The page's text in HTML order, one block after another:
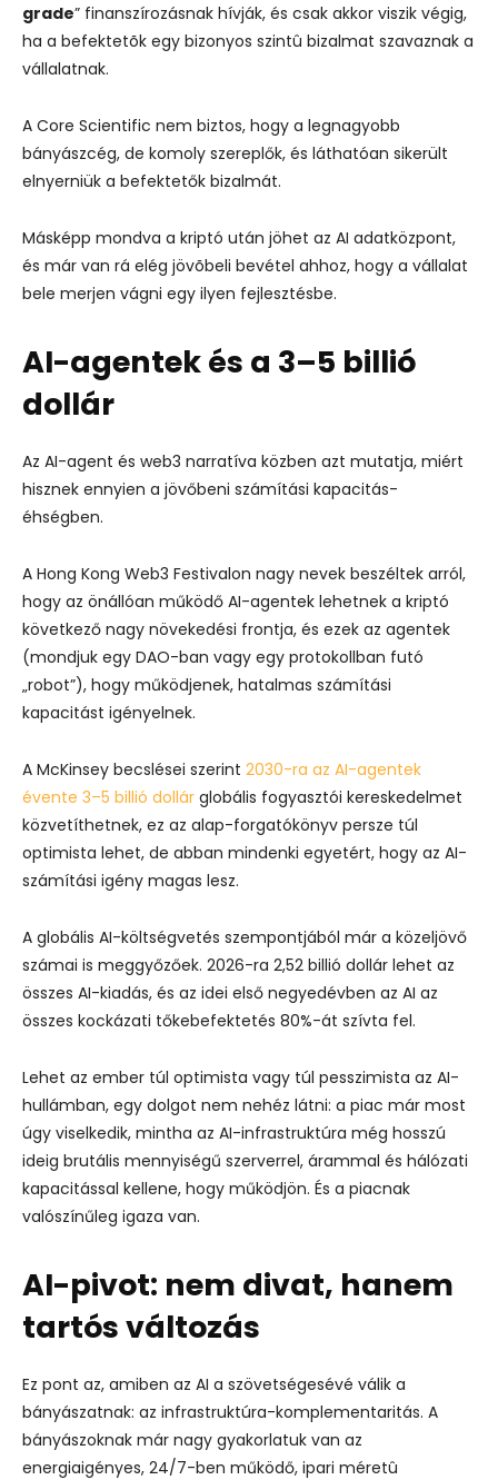
grade” finanszírozásnak hívják, és csak akkor viszik végig,
ha a befektetõk egy bizonyos szintû bizalmat szavaznak a
vállalatnak.
A Core Scientific nem biztos, hogy a legnagyobb
bányászcég, de komoly szereplők, és láthatóan sikerült
elnyerniük a befektetők bizalmát.
Másképp mondva a kriptó után jöhet az AI adatközpont,
és már van rá elég jövõbeli bevétel ahhoz, hogy a vállalat
bele merjen vágni egy ilyen fejlesztésbe.
AI-agentek és a 3–5 billió
dollár
Az AI-agent és web3 narratíva közben azt mutatja, miért
hisznek ennyien a jövőbeni számítási kapacitás-
éhségben.
A Hong Kong Web3 Festivalon nagy nevek beszéltek arról,
hogy az önállóan működő AI-agentek lehetnek a kriptó
következő nagy növekedési frontja, és ezek az agentek
(mondjuk egy DAO-ban vagy egy protokollban futó
„robot”), hogy működjenek, hatalmas számítási
kapacitást igényelnek.
A McKinsey becslései szerint 2030-ra az AI-agentek
évente 3–5 billió dollár globális fogyasztói kereskedelmet
közvetíthetnek, ez az alap-forgatókönyv persze túl
optimista lehet, de abban mindenki egyetért, hogy az AI-
számítási igény magas lesz.
A globális AI-költségvetés szempontjából már a közeljövő
számai is meggyőzőek. 2026-ra 2,52 billió dollár lehet az
összes AI-kiadás, és az idei első negyedévben az AI az
összes kockázati tőkebefektetés 80%-át szívta fel.
Lehet az ember túl optimista vagy túl pesszimista az AI-
hullámban, egy dolgot nem nehéz látni: a piac már most
úgy viselkedik, mintha az AI-infrastruktúra még hosszú
ideig brutális mennyiségű szerverrel, árammal és hálózati
kapacitással kellene, hogy működjön. És a piacnak
valószínűleg igaza van.
AI-pivot: nem divat, hanem
tartós változás
Ez pont az, amiben az AI a szövetségesévé válik a
bányászatnak: az infrastruktúra-komplementaritás. A
bányászoknak már nagy gyakorlatuk van az
energiaigényes, 24/7-ben működő, ipari méretû